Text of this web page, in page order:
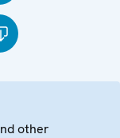
other